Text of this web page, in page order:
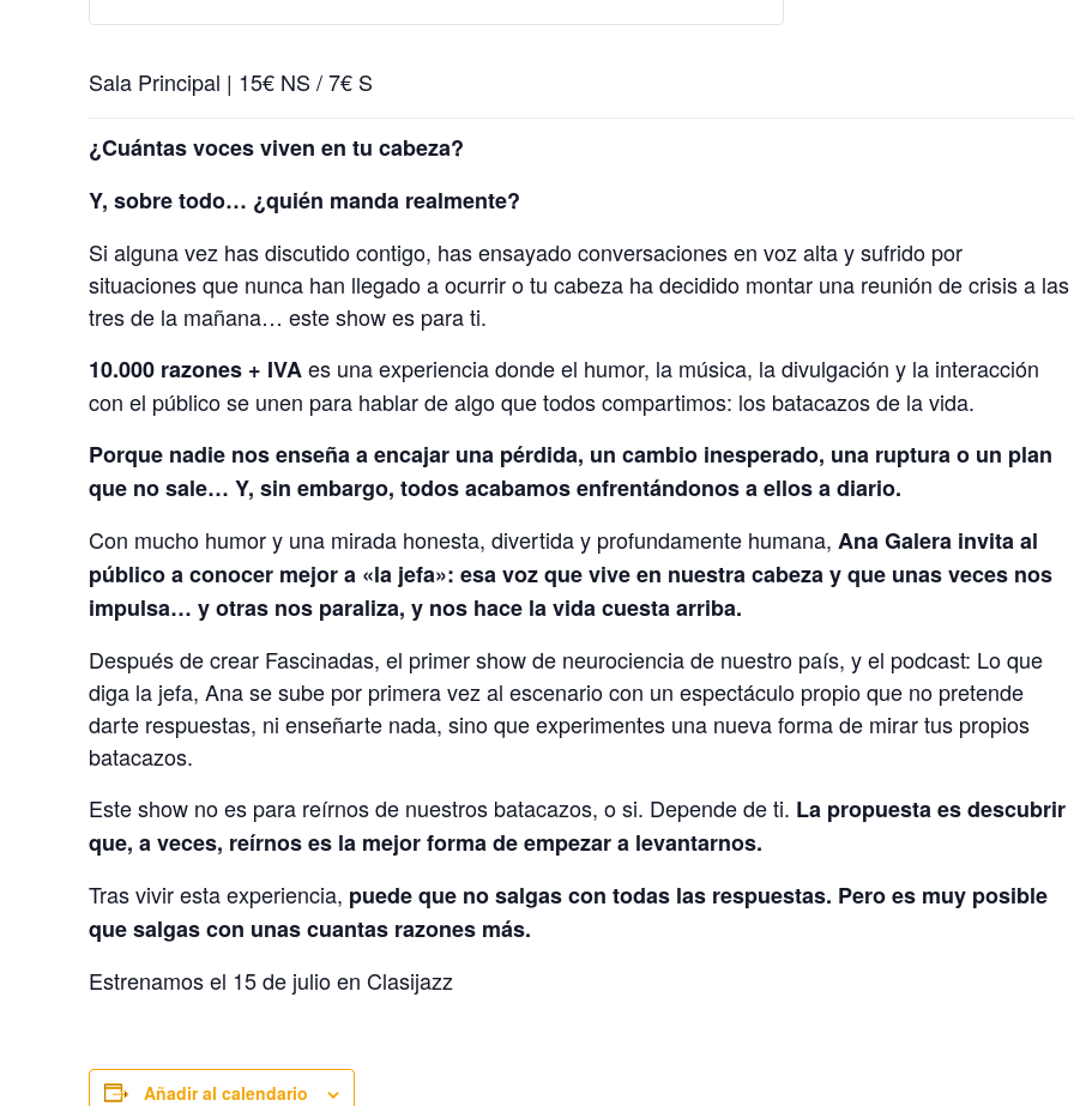
Sala Principal | 15€ NS / 7€ S
¿Cuántas voces viven en tu cabeza?
Y, sobre todo… ¿quién manda realmente?
Si alguna vez has discutido contigo, has ensayado conversaciones en voz alta y sufrido por
situaciones que nunca han llegado a ocurrir o tu cabeza ha decidido montar una reunión de crisis a las
tres de la mañana… este show es para ti.
10.000 razones + IVAes una experiencia donde el humor, la música, la divulgación y la interacción
con el público se unen para hablar de algo que todos compartimos: los batacazos de la vida.
Porque nadie nos enseña a encajar una pérdida, un cambio inesperado, una ruptura o un plan
que no sale… Y, sin embargo, todos acabamos enfrentándonos a ellos a diario.
Con mucho humor y una mirada honesta, divertida y profundamente humana, Ana Galera invita al
público a conocer mejor a «la jefa»: esa voz que vive en nuestra cabeza y que unas veces nos
impulsa… y otras nos paraliza, y nos hace la vida cuesta arriba.
Después de crear Fascinadas, el primer show de neurociencia de nuestro país, y el podcast: Lo que
diga la jefa, Ana se sube por primera vez al escenario con un espectáculo propio que no pretende
darte respuestas, ni enseñarte nada, sino que experimentes una nueva forma de mirar tus propios
batacazos.
Este show no es para reírnos de nuestros batacazos, o si. Depende de ti. La propuesta es descubrir
que, a veces, reírnos es la mejor forma de empezar a levantarnos.
Tras vivir esta experiencia, puede que no salgas con todas las respuestas. Pero es muy posible
que salgas con unas cuantas razones más.
Estrenamos el 15 de julio en Clasijazz
Añadir al calendario